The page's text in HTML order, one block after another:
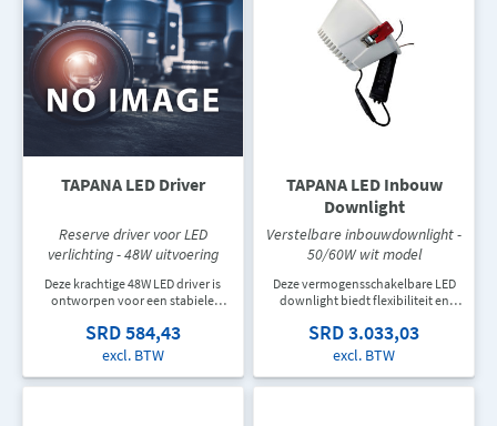
TAPANA LED Driver
Reserve driver voor LED
verlichting - 48W uitvoering
Deze krachtige 48W LED driver is
ontworpen voor een stabiele
verlichtingssystemen. Ideaal voor
onderhoud, vervanging en nieuwe
installaties.
SRD 584,43
excl. BTW
TAPANA LED Inbouw
Downlight
Verstelbare inbouwdownlight -
50/60W wit model
Deze vermogensschakelbare LED
downlight biedt flexibiliteit en
uiteenlopende
verlichtingsprojecten. Ideaal voor
kantoren, winkels, showrooms en
grotere woonruimtes.
SRD 3.033,03
excl. BTW